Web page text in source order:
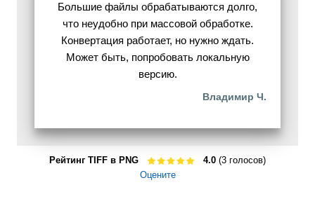
Большие файлы обрабатываются долго,
что неудобно при массовой обработке.
Конвертация работает, но нужно ждать.
Может быть, попробовать локальную
версию.
Владимир Ч.
Рейтинг TIFF в PNG 4.0 (3 голосов)
Оцените